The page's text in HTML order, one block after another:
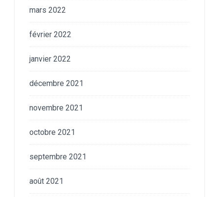
mars 2022
février 2022
janvier 2022
décembre 2021
novembre 2021
octobre 2021
septembre 2021
août 2021